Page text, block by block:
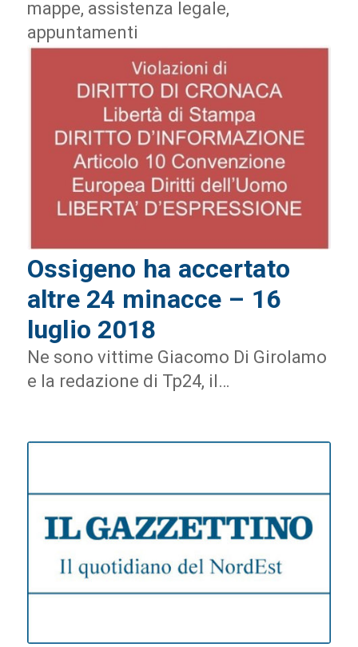
mappe, assistenza legale,
appuntamenti
Ossigeno ha accertato
altre 24 minacce – 16
luglio 2018
Ne sono vittime Giacomo Di Girolamo
e la redazione di Tp24, il…